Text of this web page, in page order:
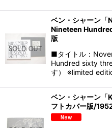
ベン・シャーン
Nineteen
版
■タイトル：
Hundred sixty
す） ※limited
ベン・シャーン「
フトカバー版/